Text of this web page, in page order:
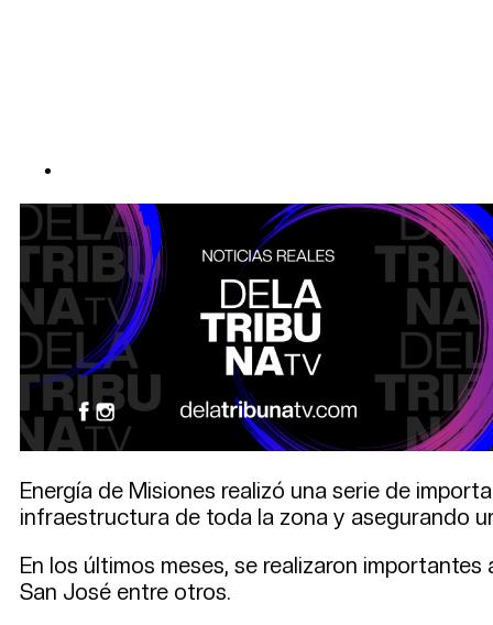
Energía de Misiones realizó una serie de
infraestructura de toda la zona y asegurando
En los últimos meses, se realizaron
San José entre otros.